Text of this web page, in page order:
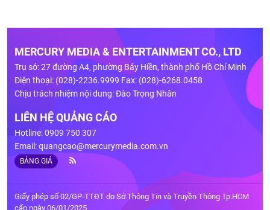
MERCURY MEDIA & ENTERTAINMENT CO., LTD
Trụ sở: 27 đường A4, phường Bảy Hiền, thành phố Hồ Chí Minh
Điện thoại: (028)-2236.9999 Fax: (028)-6268.0458
Chịu trách nhiệm nội dung: Đào Trọng Nhân
LIÊN HỆ QUẢNG CÁO
Hotline: 0909 750 307
Email:quangcao@mercurymedia.com.vn
BẢNG GIÁ
Giấy phép số 02/GP-TTĐT do Sở Thông Tin và Truyền Thông Tp.HCM
cấp ngày 06/01/2025